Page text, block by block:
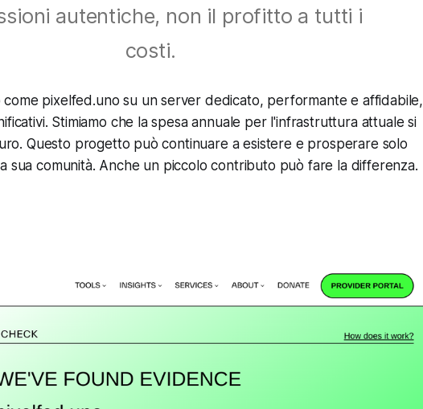
autentiche, non il profitto a tutti i
costi.
pixelfed.uno su un server dedicato, performante e affidabile,
Stimiamo che la spesa annuale per l'infrastruttura attuale si
Questo progetto può continuare a esistere e prosperare solo
sua comunità. Anche un piccolo contributo può fare la differenza.